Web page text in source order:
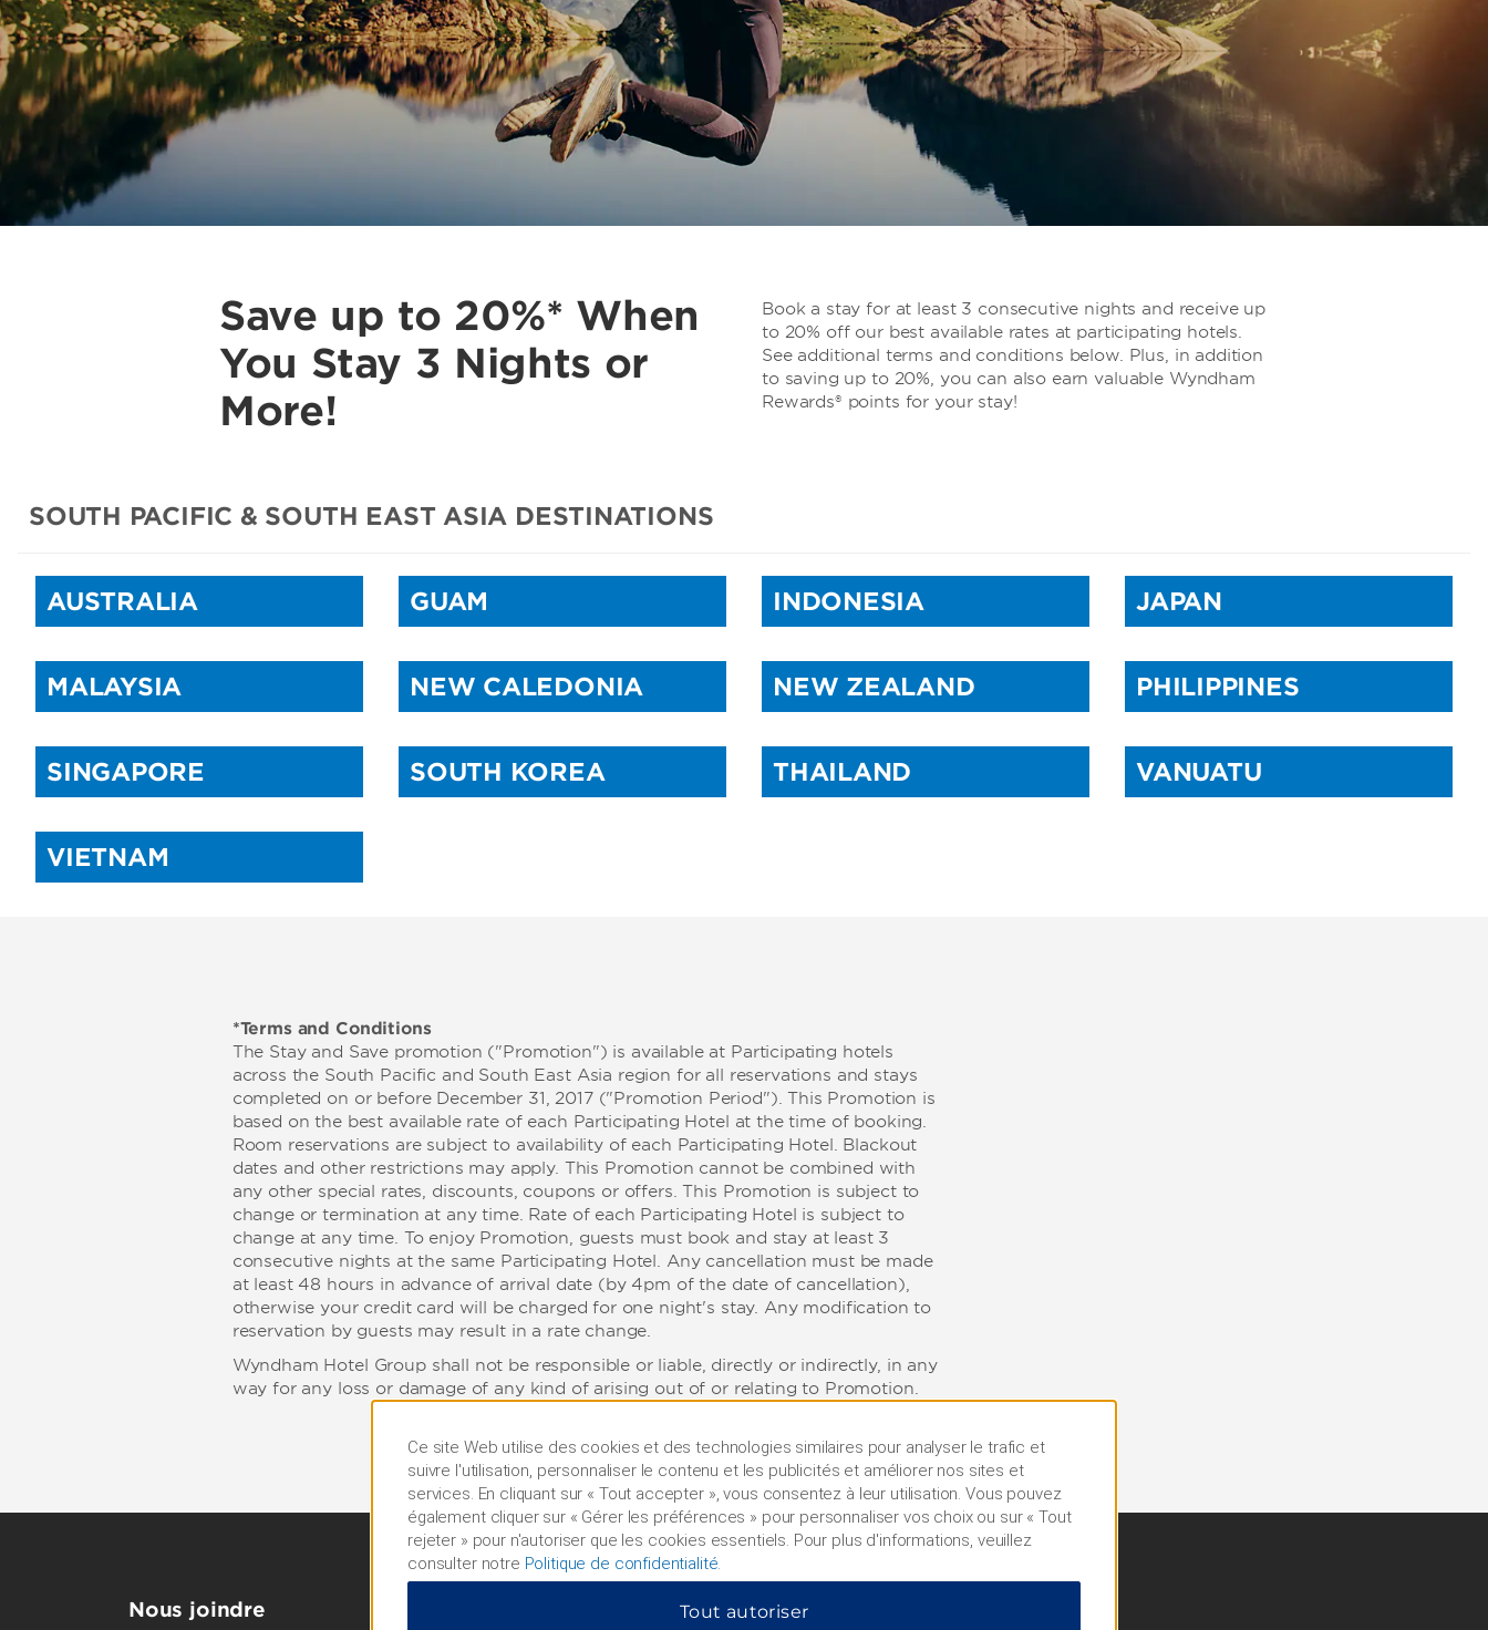
Save up to 20%* When
You Stay 3 Nights or
More!
Book a stay for at least 3 consecutive nights and receive up
to 20% off our best available rates at participating hotels.
See additional terms and conditions below. Plus, in addition
to saving up to 20%, you can also earn valuable Wyndham
Rewards® points for your stay!
SOUTH PACIFIC & SOUTH EAST ASIA DESTINATIONS
AUSTRALIA GUAM INDONESIA JAPAN
MALAYSIA NEW CALEDONIA NEW ZEALAND PHILIPPINES
SINGAPORE SOUTH KOREA THAILAND VANUATU
VIETNAM
*Terms and Conditions
The Stay and Save promotion ("Promotion") is available at Participating hotels
across the South Pacific and South East Asia region for all reservations and stays
completed on or before December 31, 2017 ("Promotion Period"). This Promotion is
based on the best available rate of each Participating Hotel at the time of booking.
Room reservations are subject to availability of each Participating Hotel. Blackout
dates and other restrictions may apply. This Promotion cannot be combined with
any other special rates, discounts, coupons or offers. This Promotion is subject to
change or termination at any time. Rate of each Participating Hotel is subject to
change at any time. To enjoy Promotion, guests must book and stay at least 3
consecutive nights at the same Participating Hotel. Any cancellation must be made
at least 48 hours in advance of arrival date (by 4pm of the date of cancellation),
otherwise your credit card will be charged for one night's stay. Any modification to
reservation by guests may result in a rate change.
Wyndham Hotel Group shall not be responsible or liable, directly or indirectly, in any
way for any loss or damage of any kind of arising out of or relating to Promotion.
Nous joindre Conditions générales
Ce site Web utilise des cookies et des technologies similaires pour analyser le trafic et
suivre l'utilisation, personnaliser le contenu et les publicités et améliorer nos sites et
services. En cliquant sur « Tout accepter », vous consentez à leur utilisation. Vous pouvez
également cliquer sur « Gérer les préférences » pour personnaliser vos choix ou sur « Tout
rejeter » pour n'autoriser que les cookies essentiels. Pour plus d'informations, veuillez
consulter notre Politique de confidentialité
Tout autoriser